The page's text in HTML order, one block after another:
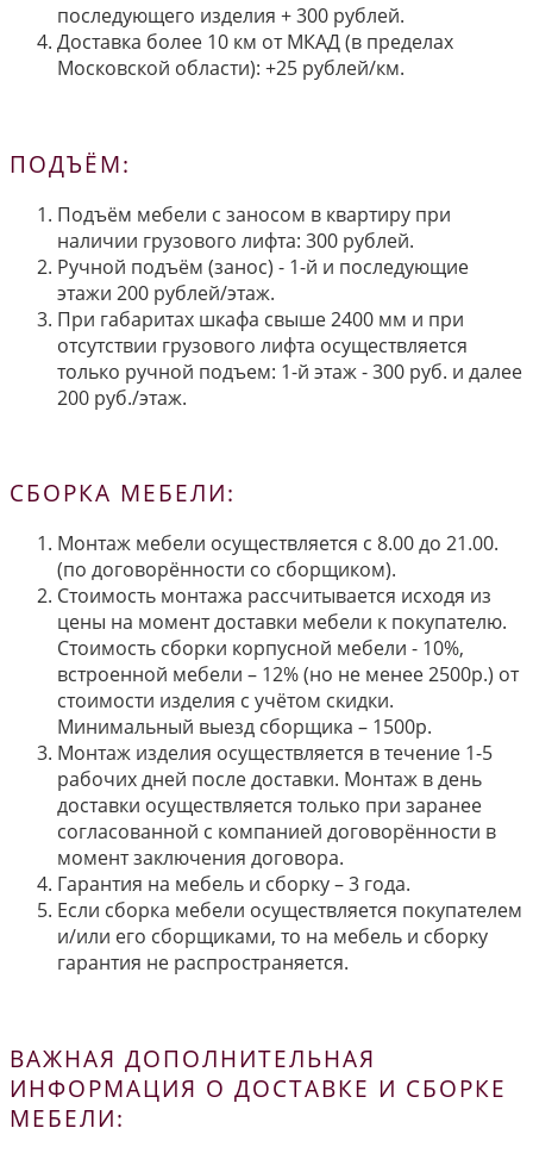
последующего изделия + 300 рублей.
Доставка более 10 км от МКАД (в пределах
Московской области): +25 рублей/км.
ПОДЪЁМ:
Подъём мебели с заносом в квартиру при
наличии грузового лифта: 300 рублей.
Ручной подъём (занос) - 1-й и последующие
этажи 200 рублей/этаж.
При габаритах шкафа свыше 2400 мм и при
отсутствии грузового лифта осуществляется
только ручной подъем: 1-й этаж - 300 руб. и далее
200 руб./этаж.
СБОРКА МЕБЕЛИ:
Монтаж мебели осуществляется с 8.00 до 21.00.
(по договорённости со сборщиком).
Стоимость монтажа рассчитывается исходя из
цены на момент доставки мебели к покупателю.
Стоимость сборки корпусной мебели - 10%,
встроенной мебели – 12% (но не менее 2500р.) от
стоимости изделия с учётом скидки.
Минимальный выезд сборщика – 1500р.
Монтаж изделия осуществляется в течение 1-5
рабочих дней после доставки. Монтаж в день
доставки осуществляется только при заранее
согласованной с компанией договорённости в
момент заключения договора.
Гарантия на мебель и сборку – 3 года.
Если сборка мебели осуществляется покупателем
и/или его сборщиками, то на мебель и сборку
гарантия не распространяется.
ВАЖНАЯ ДОПОЛНИТЕЛЬНАЯ
ИНФОРМАЦИЯ О ДОСТАВКЕ И СБОРКЕ
МЕБЕЛИ: